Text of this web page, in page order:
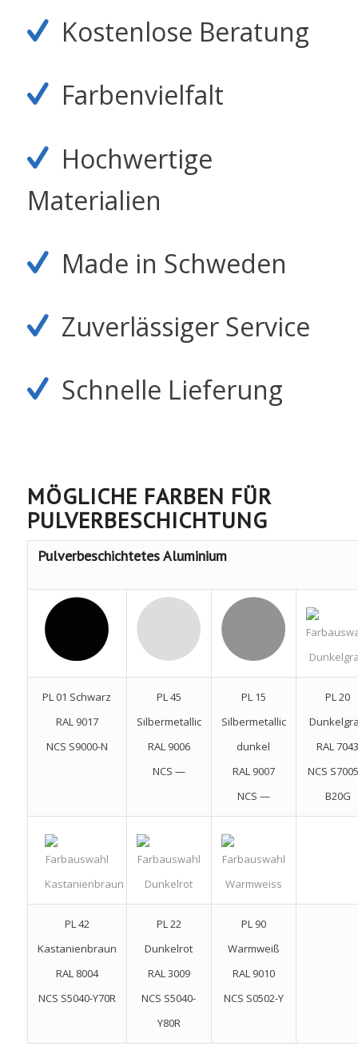
Kostenlose Beratung
Farbenvielfalt
Hochwertige
Materialien
Made in Schweden
Zuverlässiger Service
Schnelle Lieferung
MÖGLICHE FARBEN FÜR
PULVERBESCHICHTUNG
Pulverbeschichtetes Aluminium
PL 01 Schwarz
RAL 9017
NCS S9000-N
PL 45
Silbermetallic
RAL 9006
NCS —
PL 15
Silbermetallic
dunkel
RAL 9007
NCS —
PL 20
RAL
NCS
B20G
PL 42
Kastanienbraun
RAL 8004
NCS S5040-Y70R
PL 22
Dunkelrot
RAL 3009
NCS S5040-
Y80R
PL 90
Warmweiß
RAL 9010
NCS S0502-Y